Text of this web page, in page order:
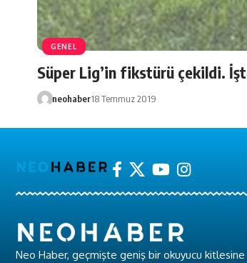
GENEL
Süper Lig’in fikstürü çekildi.
neohaber18 Temmuz 2019
Neo Haber, geçmişte geniş bir okuyucu